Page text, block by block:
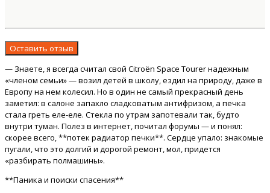
Оставить отзыв
— Знаете, я всегда считал свой Citroën Space Tourer надежным
«членом семьи» — возил детей в школу, ездил на природу, даже в
Европу на нем колесил. Но в один не самый прекрасный день
заметил: в салоне запахло сладковатым антифризом, а печка
стала греть еле-еле. Стекла по утрам запотевали так, будто
внутри туман. Полез в интернет, почитал форумы — и понял:
скорее всего, **потек радиатор печки**. Сердце упало: знакомые
пугали, что это долгий и дорогой ремонт, мол, придется
«разбирать полмашины».
**Паника и поиски спасения**